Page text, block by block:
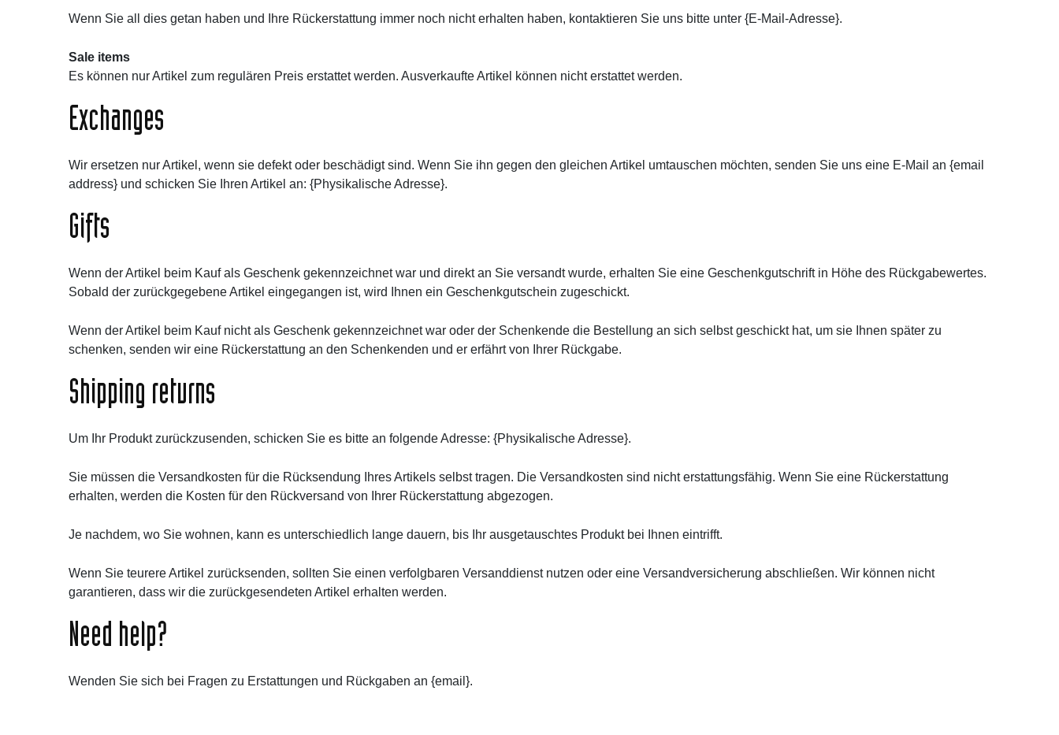
Wenn Sie all dies getan haben und Ihre Rückerstattung immer noch nicht erhalten haben, kontaktieren Sie uns bitte unter {E-Mail-Adresse}.
Sale items
Es können nur Artikel zum regulären Preis erstattet werden. Ausverkaufte Artikel können nicht erstattet werden.
Exchanges
Wir ersetzen nur Artikel, wenn sie defekt oder beschädigt sind. Wenn Sie ihn gegen den gleichen Artikel umtauschen möchten, senden Sie uns eine E-Mail an {email
address} und schicken Sie Ihren Artikel an: {Physikalische Adresse}.
Gifts
Wenn der Artikel beim Kauf als Geschenk gekennzeichnet war und direkt an Sie versandt wurde, erhalten Sie eine Geschenkgutschrift in Höhe des Rückgabewertes.
Sobald der zurückgegebene Artikel eingegangen ist, wird Ihnen ein Geschenkgutschein zugeschickt.
Wenn der Artikel beim Kauf nicht als Geschenk gekennzeichnet war oder der Schenkende die Bestellung an sich selbst geschickt hat, um sie Ihnen später zu
schenken, senden wir eine Rückerstattung an den Schenkenden und er erfährt von Ihrer Rückgabe.
Shipping returns
Um Ihr Produkt zurückzusenden, schicken Sie es bitte an folgende Adresse: {Physikalische Adresse}.
Sie müssen die Versandkosten für die Rücksendung Ihres Artikels selbst tragen. Die Versandkosten sind nicht erstattungsfähig. Wenn Sie eine Rückerstattung
erhalten, werden die Kosten für den Rückversand von Ihrer Rückerstattung abgezogen.
Je nachdem, wo Sie wohnen, kann es unterschiedlich lange dauern, bis Ihr ausgetauschtes Produkt bei Ihnen eintrifft.
Wenn Sie teurere Artikel zurücksenden, sollten Sie einen verfolgbaren Versanddienst nutzen oder eine Versandversicherung abschließen. Wir können nicht
garantieren, dass wir die zurückgesendeten Artikel erhalten werden.
Need help?
Wenden Sie sich bei Fragen zu Erstattungen und Rückgaben an {email}.